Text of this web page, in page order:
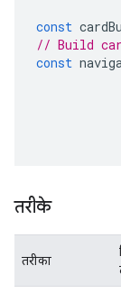
const
// Build
const
तरीके
तरीका